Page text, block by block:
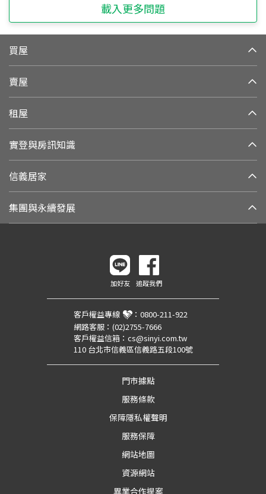
載入更多問題
買屋
賣屋
租屋
實登與房訊知識
信義居家
集團與永續發展
加好友 追蹤我們
客戶權益專線 ： 0800-211-922
網路客服： (02)2755-7666
客戶權益信箱： cs@sinyi.com.tw
110 台北市信義區信義路五段100號
門市據點
服務條款
保障隱私權聲明
服務保障
網站地圖
資源網站
異業合作提案